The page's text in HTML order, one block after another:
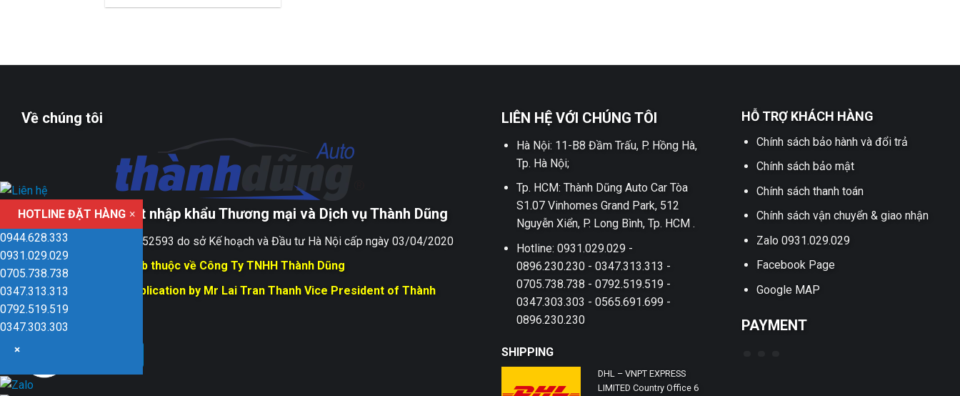
Về chúng tôi
Công ty TNHH xuất nhập khẩu Thương mại và Dịch vụ Thành Dũng
Giấy ĐKKD số 0109152593 do sở Kế hoạch và Đầu tư Hà Nội cấp ngày 03/04/2020
Bản quyền trang web thuộc về Công Ty TNHH Thành Dũng
Responsible for Publication by Mr Lai Tran Thanh Vice President of Thành
Dũng company
LIÊN HỆ VỚI CHÚNG TÔI
Hà Nội: 11-B8 Đầm Trấu, P. Hồng Hà,
Tp. Hà Nội;
Tp. HCM: Thành Dũng Auto Car Tòa
S1.07 Vinhomes Grand Park, 512
Nguyễn Xiển, P. Long Bình, Tp. HCM .
Hotline: 0931.029.029 -
0896.230.230 - 0347.313.313 -
0705.738.738 - 0792.519.519 -
0347.303.303 - 0565.691.699 -
0896.230.230
SHIPPING
DHL – VNPT EXPRESS
LIMITED Country Office 6
HỖ TRỢ KHÁCH HÀNG
Chính sách bảo hành và đổi trả
Chính sách bảo mật
Chính sách thanh toán
Chính sách vận chuyển & giao nhận
Zalo 0931.029.029
Facebook Page
Google MAP
PAYMENT
HOTLINE ĐẶT HÀNG ×
0944.628.333
0931.029.029
0705.738.738
0347.313.313
0792.519.519
0347.303.303
×